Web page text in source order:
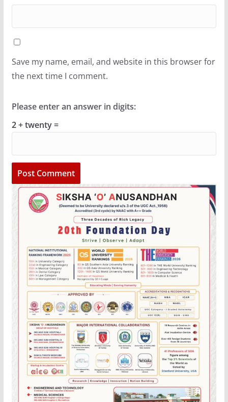
Save my name, email, and website in this browser for
the next time I comment.
Please enter an answer in digits:
2 + twenty =